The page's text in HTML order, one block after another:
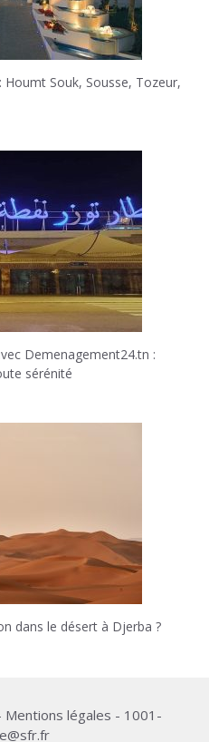
Houmt Souk, Sousse, Tozeur,
Demenagement24.tn :
sérénité
dans le désert à Djerba ?
légales - 1001-